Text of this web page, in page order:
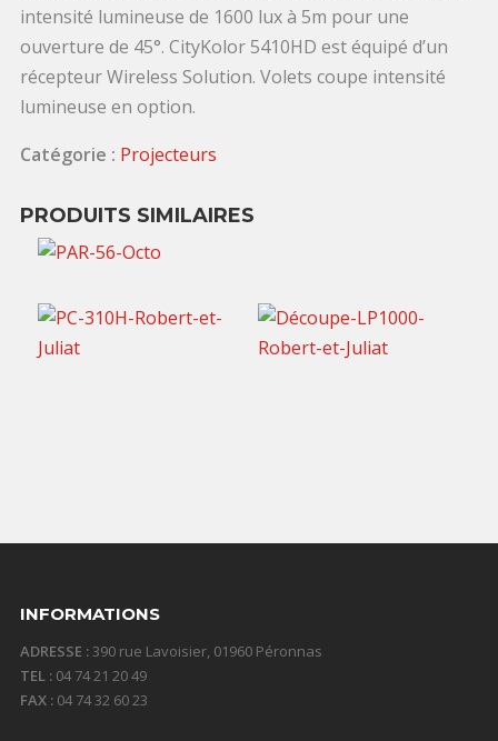
intensité lumineuse de 1600 lux à 5m pour une
ouverture de 45°. CityKolor 5410HD est équipé d’un
récepteur Wireless Solution. Volets coupe intensité
lumineuse en option.
Catégorie : Projecteurs
PRODUITS SIMILAIRES
4,00€ TTC / jour
80,00€ TTC / jour
INFORMATIONS
ADRESSE :390 rue Lavoisier, 01960 Péronnas
TEL :04 74 21 20 49
FAX :04 74 32 60 23